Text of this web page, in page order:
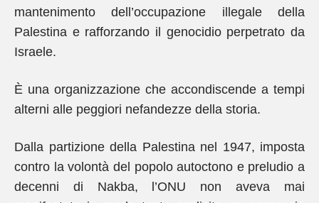
mantenimento dell’occupazione illegale della
Palestina e rafforzando il genocidio perpetrato da
Israele.
È una organizzazione che accondiscende a tempi
alterni alle peggiori nefandezze della storia.
Dalla partizione della Palestina nel 1947, imposta
contro la volontà del popolo autoctono e preludio a
decenni di Nakba, l’ONU non aveva mai